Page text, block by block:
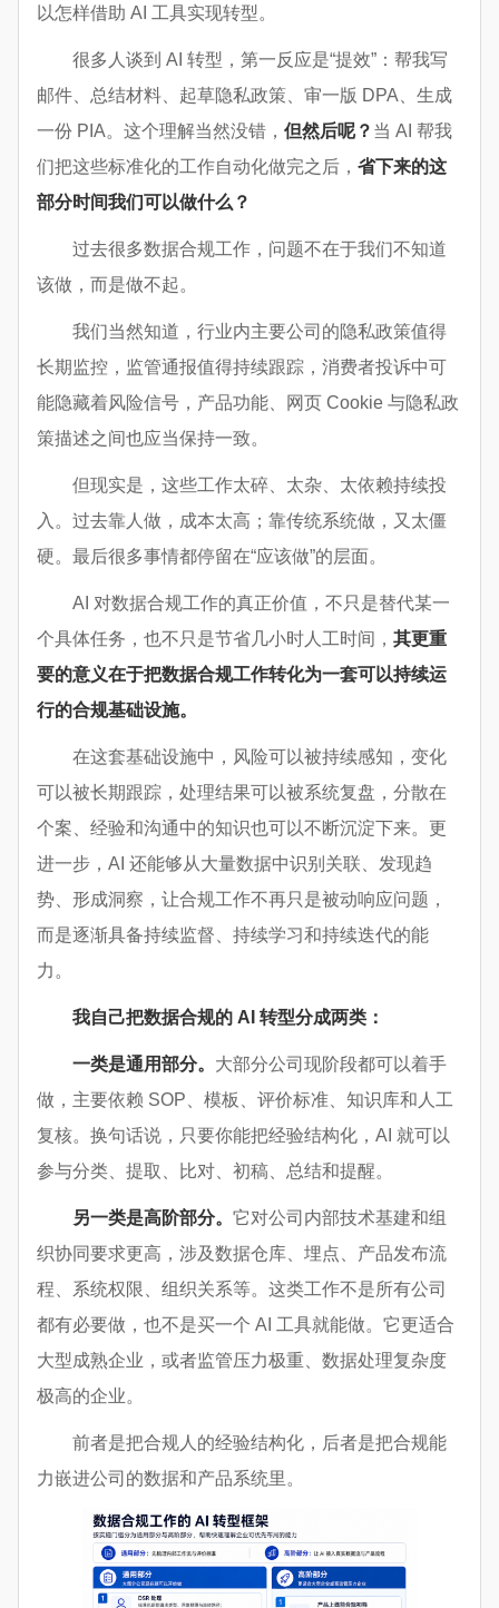
以怎样借助 AI 工具实现转型。
很多人谈到 AI 转型，第一反应是“提效”：帮我写
邮件、总结材料、起草隐私政策、审一版 DPA、生成
一份 PIA。这个理解当然没错， 但然后呢？ 当 AI 帮我
们把这些标准化的工作自动化做完之后， 省下来的这
部分时间我们可以做什么？
过去很多数据合规工作，问题不在于我们不知道
该做，而是做不起。
我们当然知道，行业内主要公司的隐私政策值得
长期监控，监管通报值得持续跟踪，消费者投诉中可
能隐藏着风险信号，产品功能、网页 Cookie 与隐私政
策描述之间也应当保持一致。
但现实是，这些工作太碎、太杂、太依赖持续投
入。过去靠人做，成本太高；靠传统系统做，又太僵
硬。最后很多事情都停留在“应该做”的层面。
AI 对数据合规工作的真正价值，不只是替代某一
个具体任务，也不只是节省几小时人工时间， 其更重
要的意义在于把数据合规工作转化为一套可以持续运
行的合规基础设施。
在这套基础设施中，风险可以被持续感知，变化
可以被长期跟踪，处理结果可以被系统复盘，分散在
个案、经验和沟通中的知识也可以不断沉淀下来。更
进一步，AI 还能够从大量数据中识别关联、发现趋
势、形成洞察，让合规工作不再只是被动响应问题，
而是逐渐具备持续监督、持续学习和持续迭代的能
力。
我自己把数据合规的 AI 转型分成两类：
一类是通用部分。 大部分公司现阶段都可以着手
做，主要依赖 SOP、模板、评价标准、知识库和人工
复核。换句话说，只要你能把经验结构化，AI 就可以
参与分类、提取、比对、初稿、总结和提醒。
另一类是高阶部分。 它对公司内部技术基建和组
织协同要求更高，涉及数据仓库、埋点、产品发布流
程、系统权限、组织关系等。这类工作不是所有公司
都有必要做，也不是买一个 AI 工具就能做。它更适合
大型成熟企业，或者监管压力极重、数据处理复杂度
极高的企业。
前者是把合规人的经验结构化，后者是把合规能
力嵌进公司的数据和产品系统里。